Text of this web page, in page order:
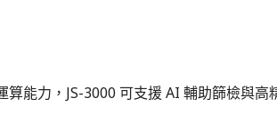
能力，JS-3000 可支援 AI 輔助篩檢與